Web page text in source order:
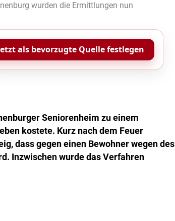
wurden die Ermittlungen nun
als bevorzugte Quelle festlegen
Seniorenheim zu einem
kostete. Kurz nach dem Feuer
dass gegen einen Bewohner wegen des
Inzwischen wurde das Verfahren